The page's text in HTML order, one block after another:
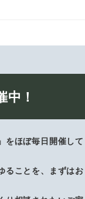
！
をほぼ毎日開催して
ることを、まずはお